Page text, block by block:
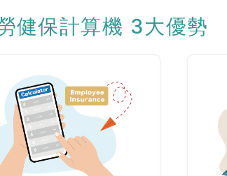
健保計算機 3大優勢